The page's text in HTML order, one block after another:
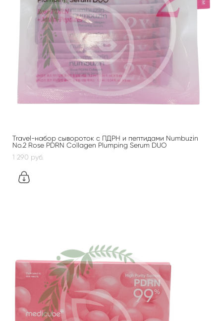
Travel-набор сывороток с ПДРН и пептидами Numbuzin
No.2 Rose PDRN Collagen Plumping Serum DUO
1 290 pуб.